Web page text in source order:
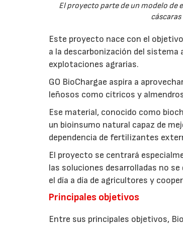
El proyecto parte de un modelo de
Este proyecto nace con el
a la descarbonización del
explotaciones agrarias.
GO BioChargae aspira a
leñosos como cítricos y
Ese material, conocido como
un bioinsumo natural capaz de
dependencia de fertilizantes
El proyecto se centrará
las soluciones desarrolladas no
el día a día de agricultores y
Principales objetivos
Entre sus principales objetivos,